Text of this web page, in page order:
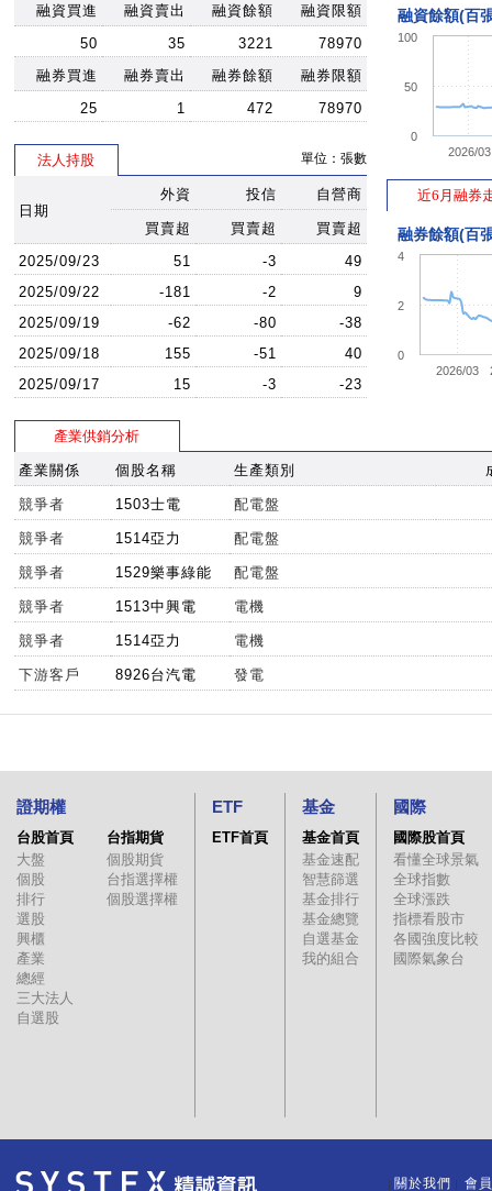
融資買進 融資賣出 融資餘額
融資限額
50
35 3221
78970
融券買進
融券賣出 融券餘額
融券限額
25
1 472 78970
法人持股 單位：張數
日期
外資 投信 自營商
買賣超 買賣超
買賣超
2025/09/23
51 -3
49
2025/09/22
-181 -2
9
2025/09/19
-62 -80
-38
2025/09/18
155 -51
40
2025/09/17
15 -3 -23
融資餘額(百
2026/03
0
50
100
近6月融券
融券餘額(百
2026/03
0
2
4
產業供銷分析
產業關係 個股名稱 生產類別
競爭者 1503士電 配電盤
競爭者 1514亞力 配電盤
競爭者 1529樂事綠能 配電盤
競爭者 1513中興電 電機
競爭者 1514亞力 電機
下游客戶 8926台汽電 發電
證期權
台股首頁
大盤
個股
排行
選股
興櫃
產業
總經
三大法人
自選股
台指期貨
個股期貨
台指選擇權
個股選擇權
ETF
ETF首頁
基金
基金首頁
基金速配
智慧篩選
基金排行
基金總覽
自選基金
我的組合
國際
國際股首頁
看懂全球景氣
全球指數
全球漲跌
指標看股市
各國強度比較
國際氣象台
關於我們 會